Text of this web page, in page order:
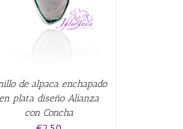
de alpaca enchapado
en plata diseño Alianza
con Concha